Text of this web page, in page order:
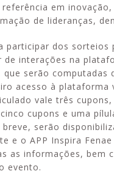
em
de lideranças,
participar dos sorteios
de interações na
que serão computadas
acesso à plataforma
vale três cupons,
cupons e uma
breve, serão
e o APP Inspira
as informações, bem
evento.